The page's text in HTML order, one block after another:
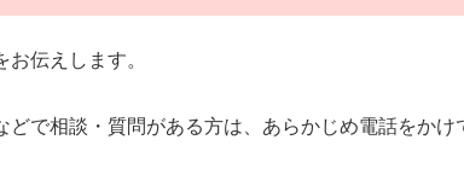
伝えします。
で相談・質問がある方は、あらかじめ電話をかけ